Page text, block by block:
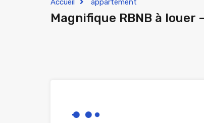
Accueil appartement
Magnifique RBNB à louer